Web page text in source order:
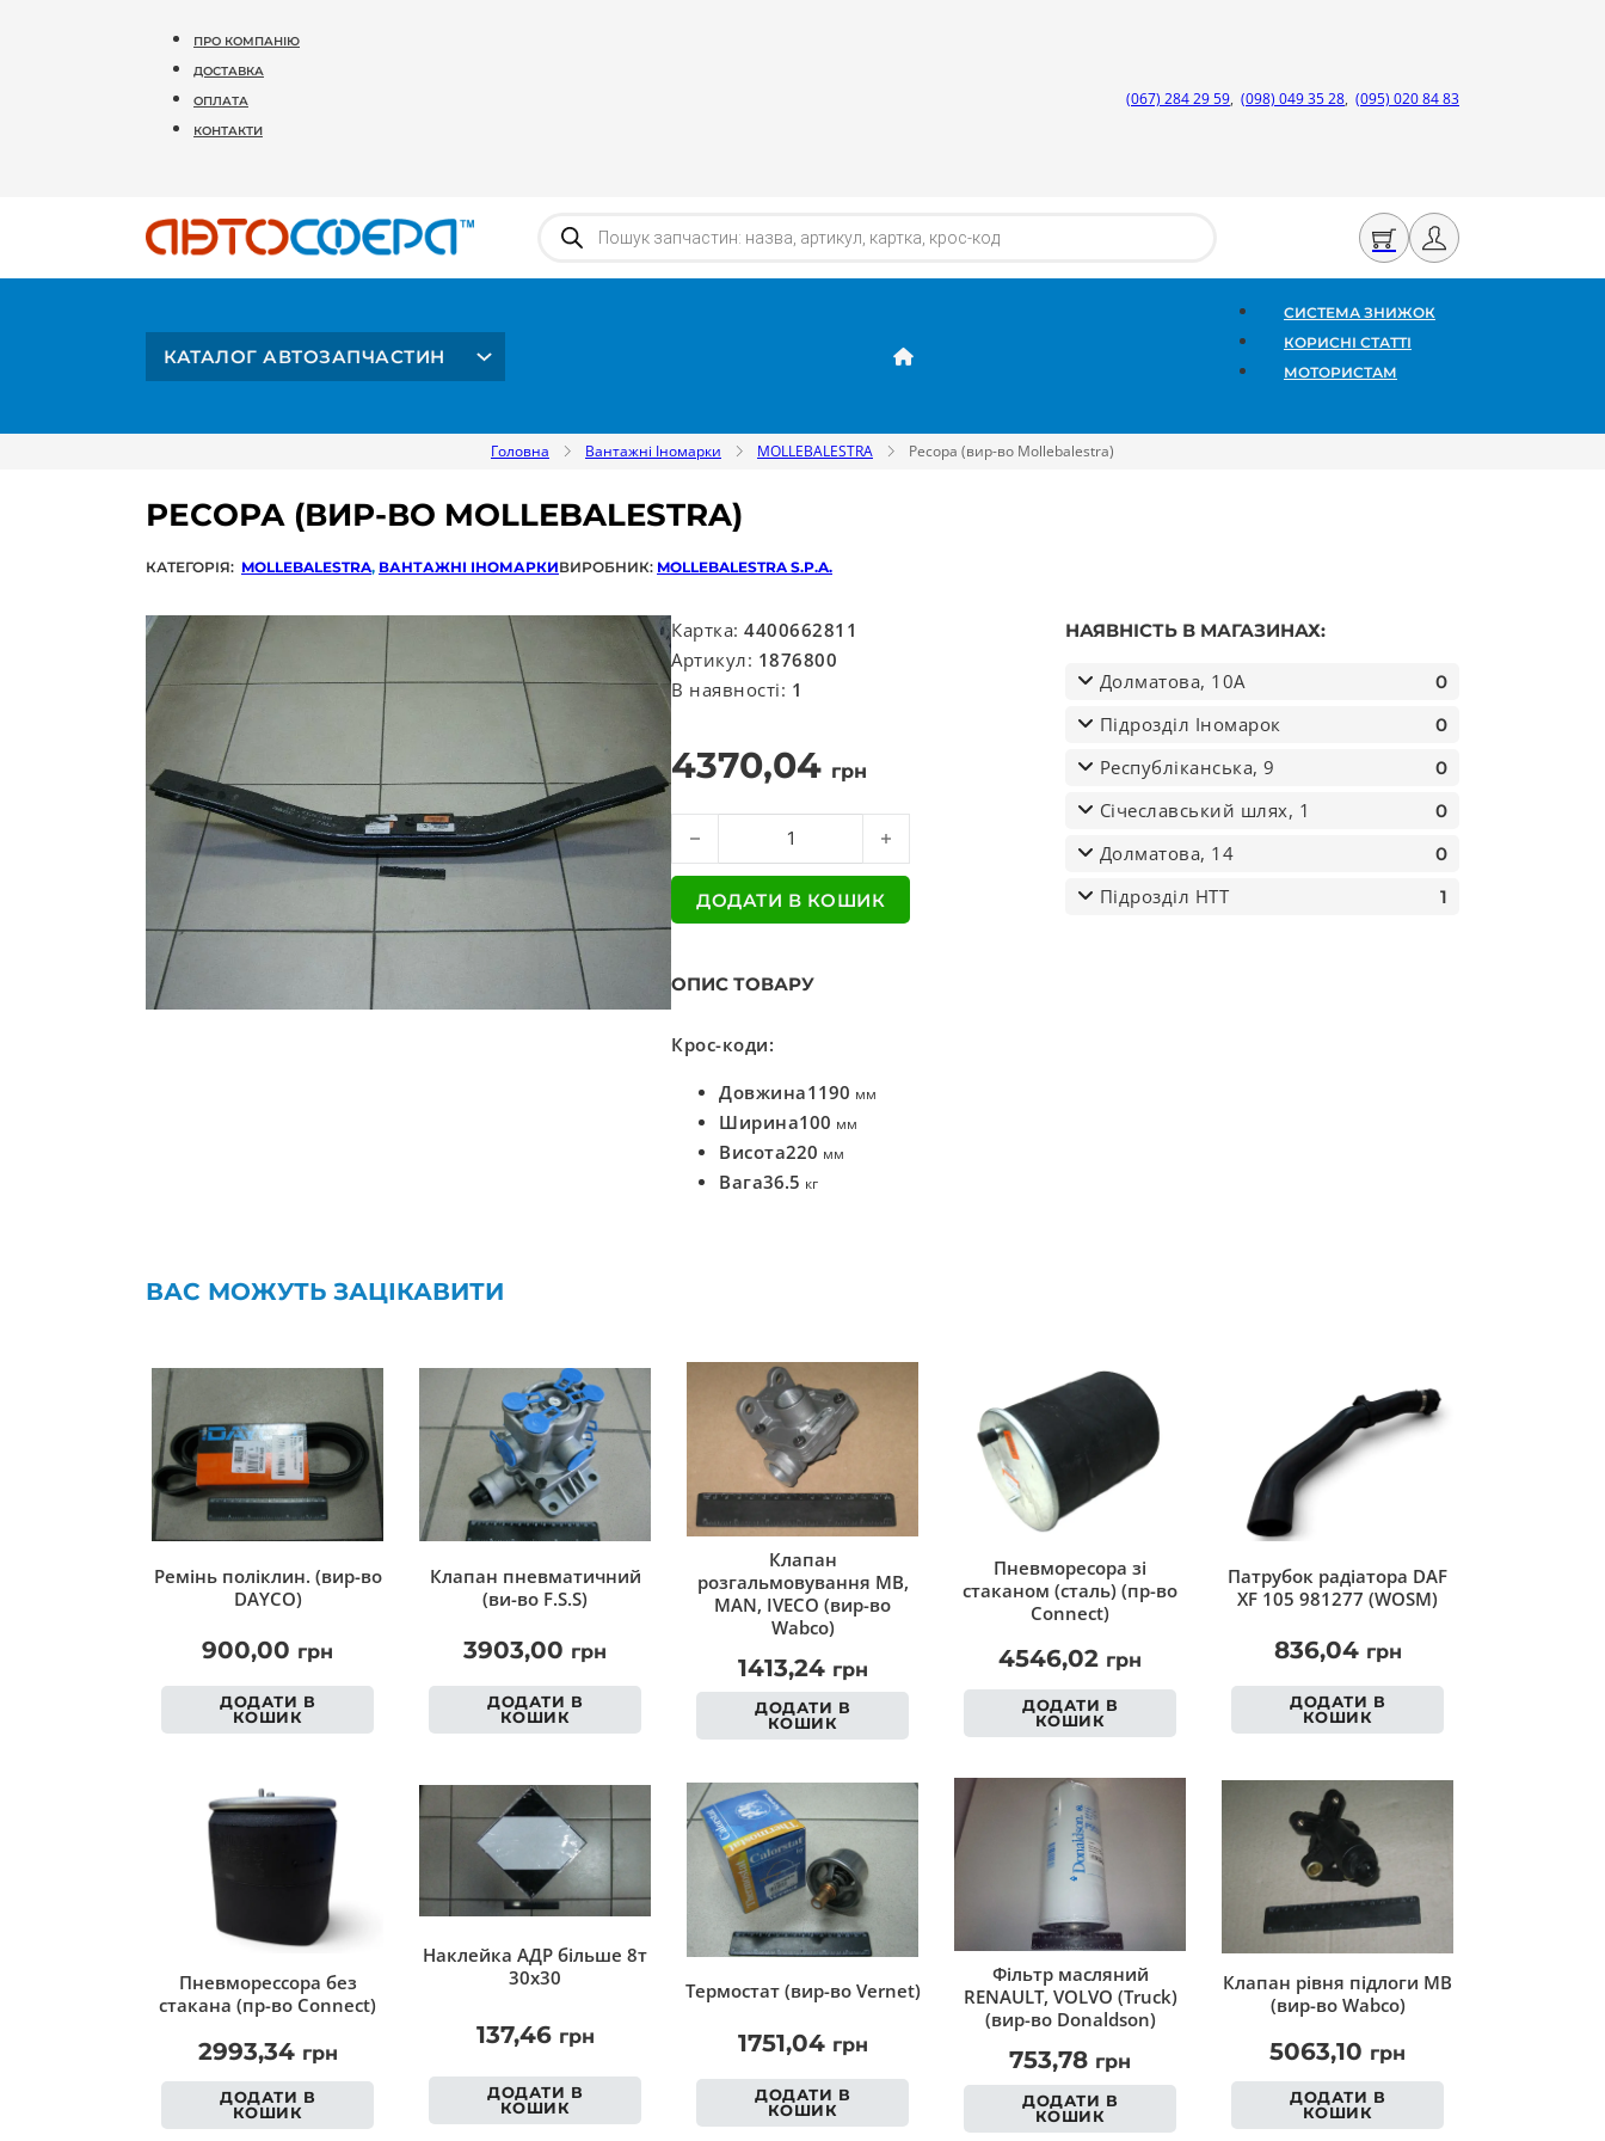
ПРО КОМПАНІЮ
ДОСТАВКА
ОПЛАТА
КОНТАКТИ
(067) 284 29 59, (098) 049 35 28, (095) 020 84 83
Products search
КАТАЛОГ АВТОЗАПЧАСТИН
СИСТЕМА ЗНИЖОК
КОРИСНІ СТАТТІ
МОТОРИСТАМ
Головна Вантажні Іномарки MOLLEBALESTRA Ресора (вир-во Mollebalestra)
РЕСОРА (ВИР-ВО MOLLEBALESTRA)
КАТЕГОРІЯ: MOLLEBALESTRA, ВАНТАЖНІ ІНОМАРКИВИРОБНИК: MOLLEBALESTRA S.P.A.
Картка: 4400662811
Артикул: 1876800
В наявності: 1
4370,04 грн
Ресора (вир-во Mollebalestra) кількість
ДОДАТИ В КОШИК
НАЯВНІСТЬ В МАГАЗИНАХ:
Долматова, 10А 0
Підрозділ Іномарок 0
Республіканська, 9 0
Січеславський шлях, 1 0
Долматова, 14 0
Підрозділ НТТ 1
ОПИС ТОВАРУ
Крос-коди:
Довжина1190 мм
Ширина100 мм
Висота220 мм
Вага36.5 кг
ВАС МОЖУТЬ ЗАЦІКАВИТИ
Ремінь поліклин. (вир-во
DAYCO)
900,00 грн
ДОДАТИ В
КОШИК
Клапан пневматичний
(ви-во F.S.S)
3903,00 грн
ДОДАТИ В
КОШИК
Клапан
розгальмовування MB,
MAN, IVECO (вир-во
Wabco)
1413,24 грн
ДОДАТИ В
КОШИК
Пневморесора зі
стаканом (сталь) (пр-во
Connect)
4546,02 грн
ДОДАТИ В
КОШИК
Патрубок радіатора DAF
XF 105 981277 (WOSM)
836,04 грн
ДОДАТИ В
КОШИК
Пневморессора без
стакана (пр-во Connect)
2993,34 грн
ДОДАТИ В
КОШИК
Наклейка АДР більше 8т
30х30
137,46 грн
ДОДАТИ В
КОШИК
Термостат (вир-во Vernet)
1751,04 грн
ДОДАТИ В
КОШИК
Фільтр масляний
RENAULT, VOLVO (Truck)
(вир-во Donaldson)
753,78 грн
ДОДАТИ В
КОШИК
Клапан рівня підлоги MB
(вир-во Wabco)
5063,10 грн
ДОДАТИ В
КОШИК